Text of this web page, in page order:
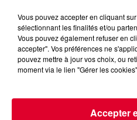
Vous pouvez accepter en cliquant
sélectionnant les finalités et/ou
Vous pouvez également refuser en
accepter". Vos préférences ne
pouvez mettre à jour vos choix, ou
moment via le lien "Gérer les
Accepter